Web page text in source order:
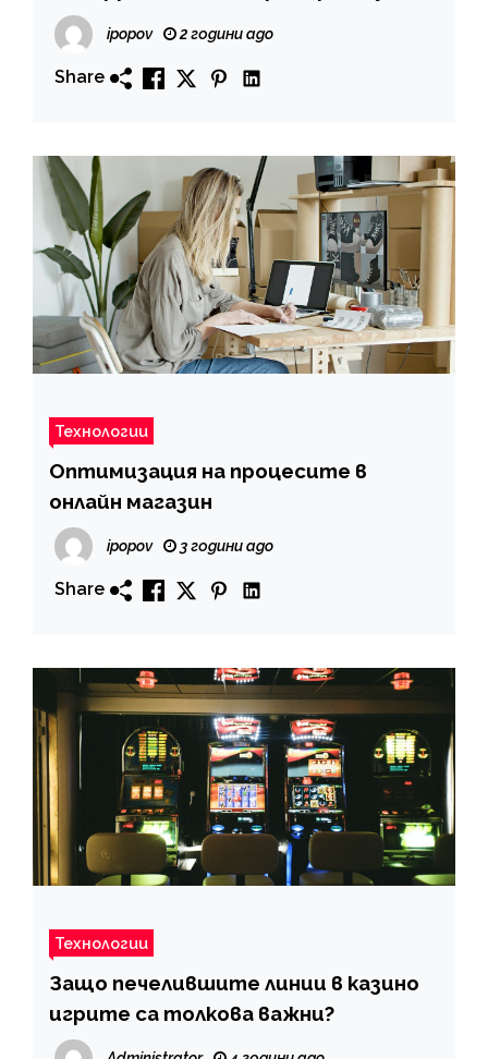
ipopov 2 години ago
Share
Технологии
Оптимизация на процесите в
онлайн магазин
ipopov 3 години ago
Share
Технологии
Защо печелившите линии в казино
игрите са толкова важни?